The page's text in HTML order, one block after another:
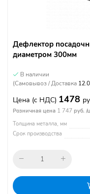
Дефлектор
диаметром 300мм
В наличии
(Самовывоз / Доставка
Цена (с НДС) 1478
Розничная цена 1 747 руб. /
Толщина металла, мм
Срок производства